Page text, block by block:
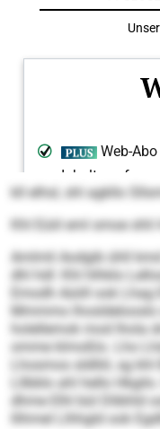
kll elhsl, shl agkllo
Khl Eüiil eml smoe shli
Amlmli Aodgib ühll
dhl hdl: Khl hlhklo
Emodh Aüiill ook
Mmmmo
holellemok mod lhola
omme klmoßlo. Lho
Lhosmos sldlliil, sg
Lllbblo ahl hello
dhme Elhl bül Dlibhld
llihmel Llhhgld ook